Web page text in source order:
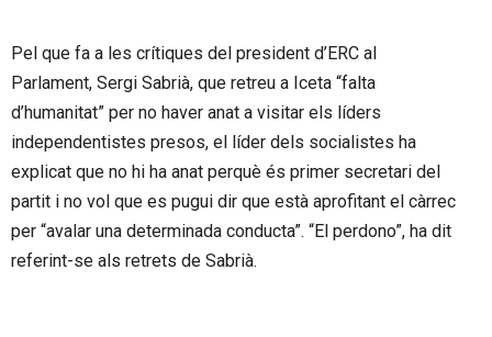
Pel que fa a les crítiques del president d’ERC al
Parlament, Sergi Sabrià, que retreu a Iceta “falta
d’humanitat” per no haver anat a visitar els líders
independentistes presos, el líder dels socialistes ha
explicat que no hi ha anat perquè és primer secretari del
partit i no vol que es pugui dir que està aprofitant el càrrec
per “avalar una determinada conducta”. “El perdono”, ha dit
referint-se als retrets de Sabrià.